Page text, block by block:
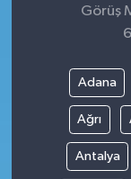
Görüş
Adana
Ağrı
Antalya